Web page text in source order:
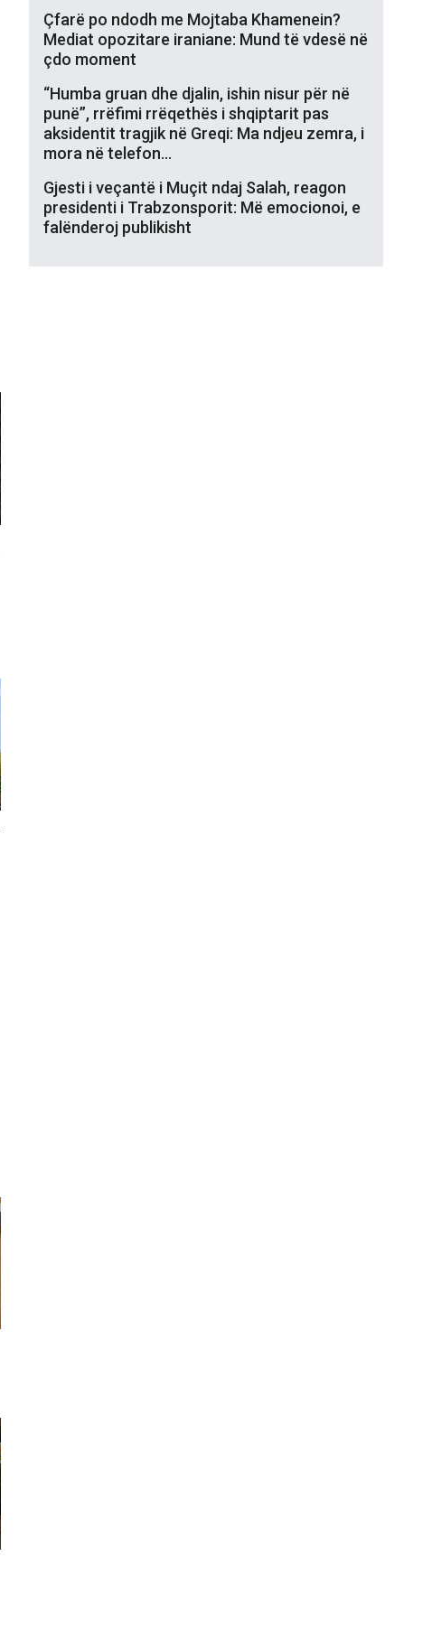
Çfarë po ndodh me Mojtaba Khamenein?
Mediat opozitare iraniane: Mund të vdesë në
çdo moment
“Humba gruan dhe djalin, ishin nisur për në
punë”, rrëfimi rrëqethës i shqiptarit pas
aksidentit tragjik në Greqi: Ma ndjeu zemra, i
mora në telefon…
Gjesti i veçantë i Muçit ndaj Salah, reagon
presidenti i Trabzonsporit: Më emocionoi, e
falënderoj publikisht